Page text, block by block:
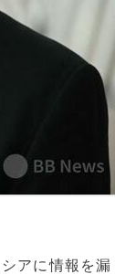
アに情報を漏